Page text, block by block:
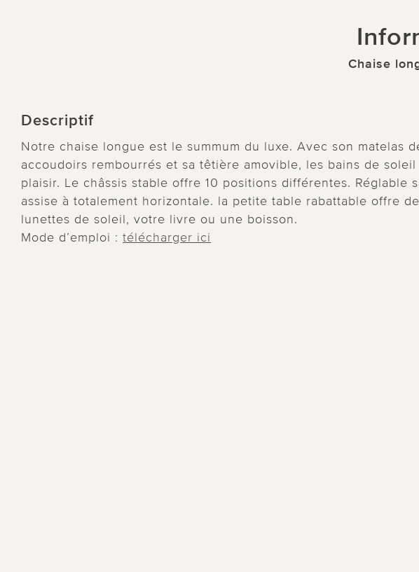
Chaise
Descriptif
Notre chaise longue est le summum du luxe. Avec son matelas
accoudoirs rembourrés et sa têtière amovible, les bains de
plaisir. Le châssis stable offre 10 positions différentes. Réglable
assise à totalement horizontale. la petite table rabattable offre
lunettes de soleil, votre livre ou une boisson.
Mode d’emploi : télécharger ici